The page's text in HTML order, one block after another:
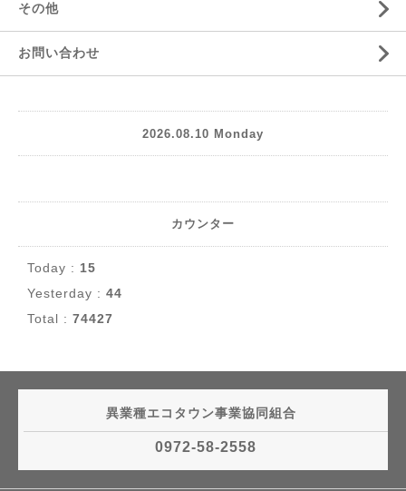
その他
お問い合わせ
2026.08.10 Monday
カウンター
Today : 15
Yesterday : 44
Total : 74427
異業種エコタウン事業協同組合
0972-58-2558